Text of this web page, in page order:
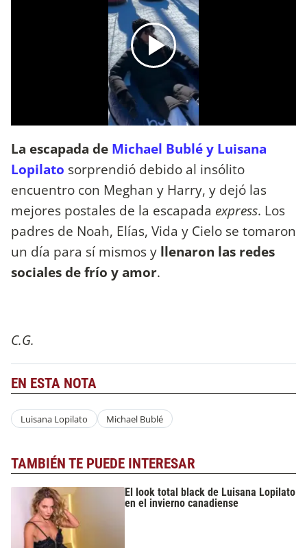
La escapada de Michael Bublé y Luisana
Lopilato sorprendió debido al insólito
encuentro con Meghan y Harry, y dejó las
mejores postales de la escapada express. Los
padres de Noah, Elías, Vida y Cielo se tomaron
un día para sí mismos y llenaron las redes
sociales de frío y amor.
C.G.
EN ESTA NOTA
Luisana Lopilato Michael Bublé
TAMBIÉN TE PUEDE INTERESAR
El look total black de Luisana Lopilato
en el invierno canadiense